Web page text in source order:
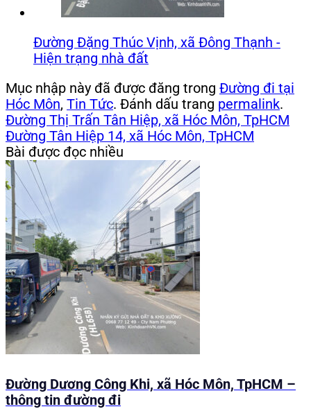
Đường Đặng Thúc Vịnh, xã Đông Thạnh -
Hiện trạng nhà đất
Mục nhập này đã được đăng trong Đường đi tại
Hóc Môn, Tin Tức. Đánh dấu trang permalink.
Đường Thị Trấn Tân Hiệp, xã Hóc Môn, TpHCM
Đường Tân Hiệp 14, xã Hóc Môn, TpHCM
Bài được đọc nhiều
Đường Dương Công Khi, xã Hóc Môn, TpHCM –
thông tin đường đi